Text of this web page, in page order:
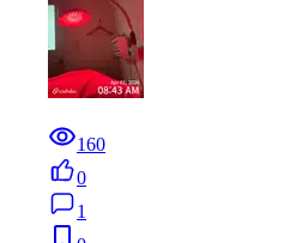
160
0
1